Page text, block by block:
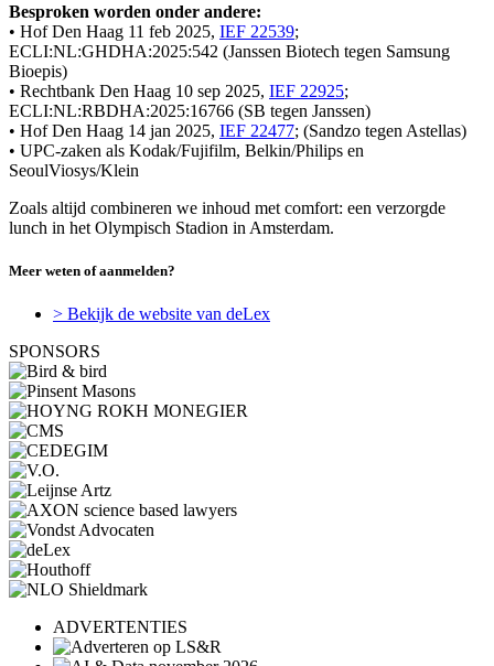
Besproken worden onder andere:
• Hof Den Haag 11 feb 2025, IEF 22539;
ECLI:NL:GHDHA:2025:542 (Janssen Biotech tegen Samsung
Bioepis)
• Rechtbank Den Haag 10 sep 2025, IEF 22925;
ECLI:NL:RBDHA:2025:16766 (SB tegen Janssen)
• Hof Den Haag 14 jan 2025, IEF 22477; (Sandzo tegen Astellas)
• UPC-zaken als Kodak/Fujifilm, Belkin/Philips en
SeoulViosys/Klein
Zoals altijd combineren we inhoud met comfort: een verzorgde
lunch in het Olympisch Stadion in Amsterdam.
Meer weten of aanmelden?
> Bekijk de website van deLex
SPONSORS
ADVERTENTIES